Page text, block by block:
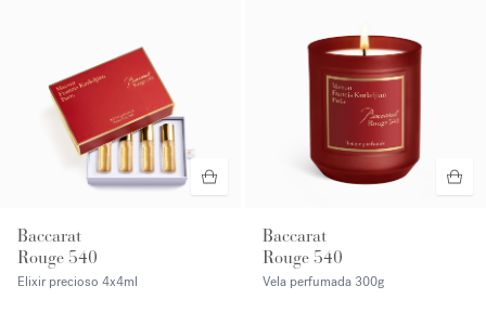
Baccarat
Rouge 540
Elixir precioso 4x4ml
Baccarat
Rouge 540
Vela perfumada 300g